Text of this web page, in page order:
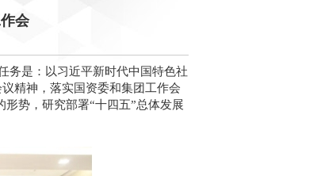
会
务是： 以习近平新时代中国特色社
精神，落实国资委和集团工作会
势，研究部署“十四五”总体发展